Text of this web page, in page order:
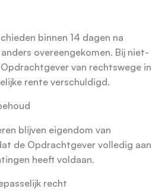
binnen 14 dagen na
overeengekomen. Bij niet-
van rechtswege in
rente verschuldigd.
blijven eigendom van
de Opdrachtgever volledig aan
heeft voldaan.
recht